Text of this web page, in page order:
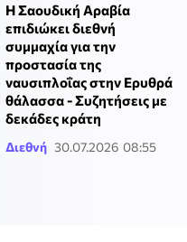
Η Σαουδική Αραβία
επιδιώκει διεθνή
συμμαχία για την
προστασία της
ναυσιπλοΐας στην Ερυθρά
θάλασσα - Συζητήσεις με
δεκάδες κράτη
Διεθνή 30.07.2026 08:55